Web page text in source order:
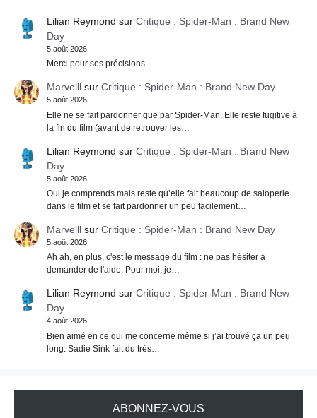
Lilian Reymond sur Critique : Spider-Man : Brand New
Day
5 août 2026
Merci pour ses précisions
Marvelllsur Critique : Spider-Man : Brand New Day
5 août 2026
Elle ne se fait pardonner que par Spider-Man. Elle reste fugitive à
la fin du film (avant de retrouver les…
Lilian Reymond sur Critique : Spider-Man : Brand New
Day
5 août 2026
Oui je comprends mais reste qu’elle fait beaucoup de saloperie
dans le film et se fait pardonner un peu facilement…
Marvelllsur Critique : Spider-Man : Brand New Day
5 août 2026
Ah ah, en plus, c'est le message du film : ne pas hésiter à
demander de l'aide. Pour moi, je…
Lilian Reymond sur Critique : Spider-Man : Brand New
Day
4 août 2026
Bien aimé en ce qui me concerne même si j’ai trouvé ça un peu
long. Sadie Sink fait du très…
ABONNEZ-VOUS